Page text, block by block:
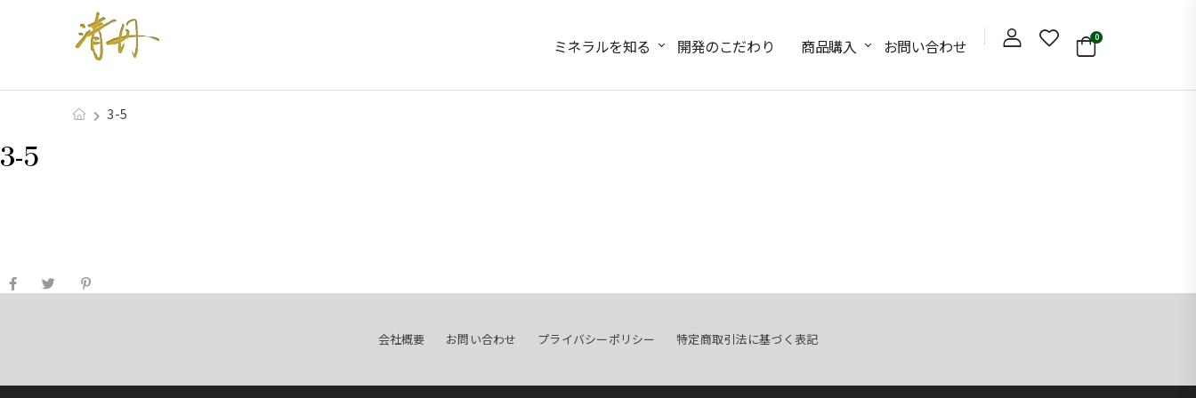
ミネラルを知る 開発のこだわり 商品購入 お問い合わせ 0
3-5
3-5
会社概要 お問い合わせ プライバシーポリシー 特定商取引法に基づく表記